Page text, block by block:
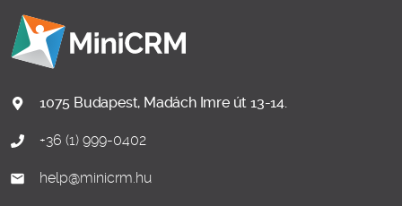
1075 Budapest, Madách Imre út 13-14.
+36 (1) 999-0402
help@minicrm.hu